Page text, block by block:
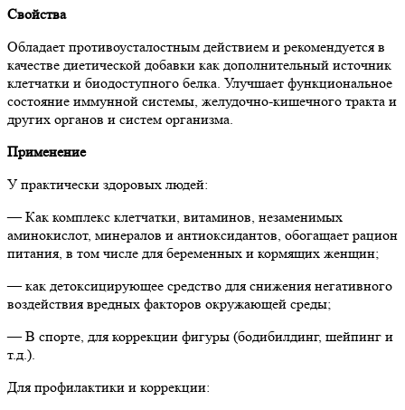
Свойства
Обладает противоусталостным действием и рекомендуется в
качестве диетической добавки как дополнительный источник
клетчатки и биодоступного белка. Улучшает функциональное
состояние иммунной системы, желудочно-кишечного тракта и
других органов и систем организма.
Применение
У практически здоровых людей:
— Как комплекс клетчатки, витаминов, незаменимых
аминокислот, минералов и антиоксидантов, обогащает рацион
питания, в том числе для беременных и кормящих женщин;
— как детоксицирующее средство для снижения негативного
воздействия вредных факторов окружающей среды;
— В спорте, для коррекции фигуры (бодибилдинг, шейпинг и
т.д.).
Для профилактики и коррекции: